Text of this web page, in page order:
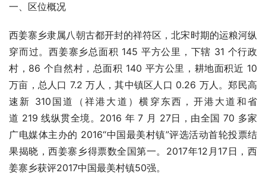
一、区位概况
西姜寨乡隶属八朝古都开封的祥符区，北宋时期的运粮河纵
穿而过。西姜寨乡总面积 145 平方公里，下辖 31 个行政
村，86 个自然村，总面积 140 平方公里，耕地面积近 10
万亩，总人口 7.2 万人，其中镇区人口 0.26 万人。郑民高
速新 310国道（祥港大道）横穿东西，开港大道和省
道 219 线纵贯全境。2016 年 7 月 27日，由全国 70 多家
广电媒体主办的 2016“中国最美村镇”评选活动首轮投票结
果揭晓，西姜寨乡得票数全国第一。2017年12月17日，西
姜寨乡获评2017中国最美村镇50强。